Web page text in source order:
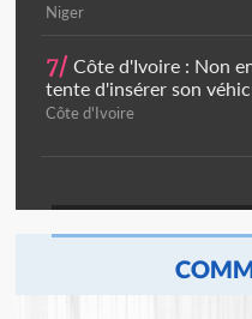
Niger
7/ Côte d'Ivoire : Non
tente d'insérer son
Côte d'Ivoire